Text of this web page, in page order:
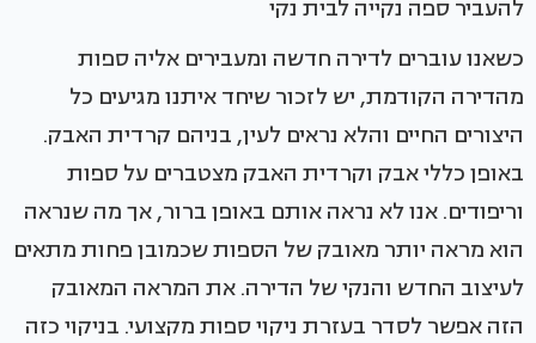
להעביר ספה נקייה לבית נקי
כשאנו עוברים לדירה חדשה ומעבירים אליה ספות
מהדירה הקודמת, יש לזכור שיחד איתנו מגיעים כל
היצורים החיים והלא נראים לעין, בניהם קרדית האבק.
באופן כללי אבק וקרדית האבק מצטברים על ספות
וריפודים. אנו לא נראה אותם באופן ברור, אך מה שנראה
הוא מראה יותר מאובק של הספות שכמובן פחות מתאים
לעיצוב החדש והנקי של הדירה. את המראה המאובק
הזה אפשר לסדר בעזרת ניקוי ספות מקצועי. בניקוי כזה